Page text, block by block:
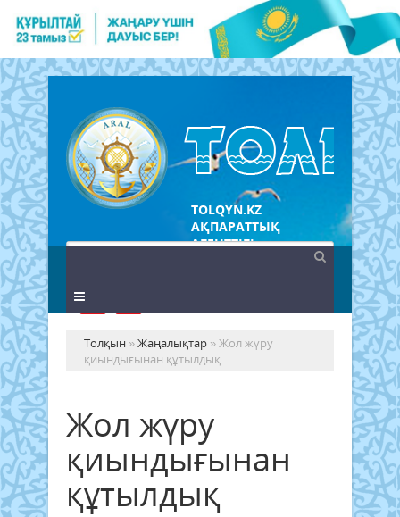
TOLQYN.KZ
АҚПАРАТТЫҚ
АГЕНТТІГІ
Толқын »Жаңалықтар » Жол жүру
қиындығынан құтылдық
Жол жүру
қиындығынан
құтылдық